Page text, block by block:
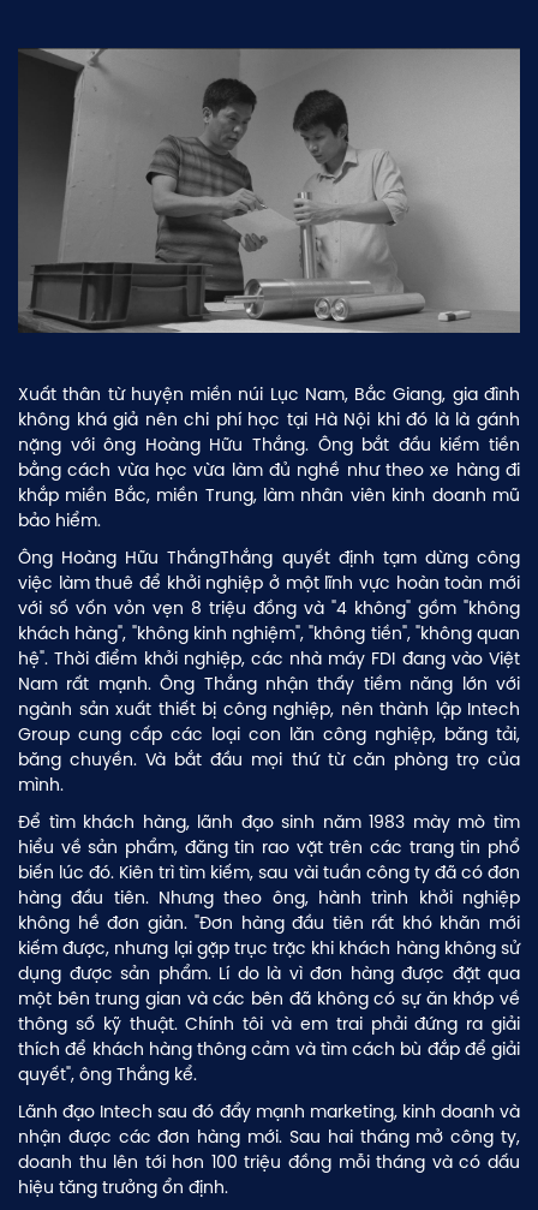
Xuất thân từ huyện miền núi Lục Nam, Bắc Giang, gia đình
không khá giả nên chi phí học tại Hà Nội khi đó là là gánh
nặng với ông Hoàng Hữu Thắng. Ông bắt đầu kiếm tiền
bằng cách vừa học vừa làm đủ nghề như theo xe hàng đi
khắp miền Bắc, miền Trung, làm nhân viên kinh doanh mũ
bảo hiểm.
Ông Hoàng Hữu ThắngThắng quyết định tạm dừng công
việc làm thuê để khởi nghiệp ở một lĩnh vực hoàn toàn mới
với số vốn vỏn vẹn 8 triệu đồng và "4 không" gồm "không
khách hàng", "không kinh nghiệm", "không tiền", "không quan
hệ". Thời điểm khởi nghiệp, các nhà máy FDI đang vào Việt
Nam rất mạnh. Ông Thắng nhận thấy tiềm năng lớn với
ngành sản xuất thiết bị công nghiệp, nên thành lập Intech
Group cung cấp các loại con lăn công nghiệp, băng tải,
băng chuyền. Và bắt đầu mọi thứ từ căn phòng trọ của
mình.
Để tìm khách hàng, lãnh đạo sinh năm 1983 mày mò tìm
hiểu về sản phẩm, đăng tin rao vặt trên các trang tin phổ
biến lúc đó. Kiên trì tìm kiếm, sau vài tuần công ty đã có đơn
hàng đầu tiên. Nhưng theo ông, hành trình khởi nghiệp
không hề đơn giản. "Đơn hàng đầu tiên rất khó khăn mới
kiếm được, nhưng lại gặp trục trặc khi khách hàng không sử
dụng được sản phẩm. Lí do là vì đơn hàng được đặt qua
một bên trung gian và các bên đã không có sự ăn khớp về
thông số kỹ thuật. Chính tôi và em trai phải đứng ra giải
thích để khách hàng thông cảm và tìm cách bù đắp để giải
quyết", ông Thắng kể.
Lãnh đạo Intech sau đó đẩy mạnh marketing, kinh doanh và
nhận được các đơn hàng mới. Sau hai tháng mở công ty,
doanh thu lên tới hơn 100 triệu đồng mỗi tháng và có dấu
hiệu tăng trưởng ổn định.